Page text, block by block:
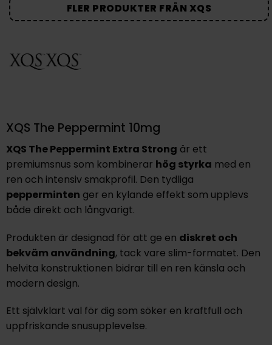
FLER PRODUKTER FRÅN XQS
XQS The Peppermint 10mg
XQS The Peppermint Extra Strong är ett
premiumsnus som kombinerar hög styrka med en
ren och intensiv smakprofil. Den tydliga
pepperminten ger en kylande effekt som upplevs
både direkt och långvarigt.
Produkten är designad för att ge en diskret och
bekväm användning, tack vare slim-formatet. Den
helvita konstruktionen bidrar till en ren känsla och
modern design.
Ett självklart val för dig som söker en kraftfull och
uppfriskande snusupplevelse.